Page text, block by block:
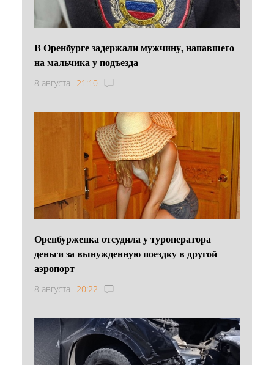
В Оренбурге задержали мужчину, напавшего
на мальчика у подъезда
8 августа 21:10
Оренбурженка отсудила у туроператора
деньги за вынужденную поездку в другой
аэропорт
8 августа 20:22